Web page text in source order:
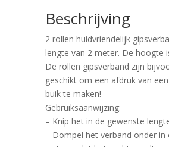
Beschrijving
2 rollen huidvriendelijk
lengte van 2 meter. De hoogte
De rollen gipsverband zijn
geschikt om een afdruk van
buik te maken!
Gebruiksaanwijzing:
– Knip het in de gewenste
– Dompel het verband onder in